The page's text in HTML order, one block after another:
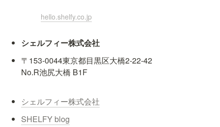
hello.shelfy.co.jp
シェルフィー株式会社
〒153-0044東京都目黒区大橋2-22-42
No.R池尻大橋 B1F
シェルフィー株式会社
SHELFY blog